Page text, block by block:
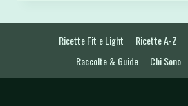
SENZA
ZUCCHERO
Ricette Fit e Light Ricette A-Z
Raccolte & Guide
Chi Sono